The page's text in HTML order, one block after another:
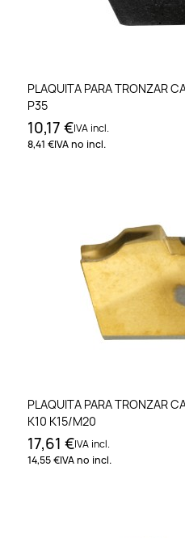
PLAQUITA PARA TRONZAR
P35
10,17 €IVA incl.
8,41 €IVA no incl.
PLAQUITA PARA TRONZAR
K10 K15/M20
17,61 €IVA incl.
14,55 €IVA no incl.